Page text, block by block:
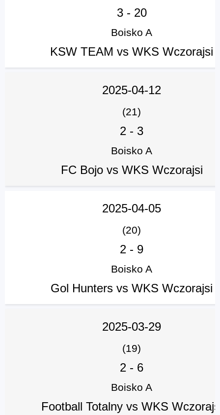
3- 20
Boisko A
KSW TEAM vs WKS Wczorajsi
2025-04-12
(21)
2 - 3
Boisko A
FC Bojo vs WKS Wczorajsi
2025-04-05
(20)
2 - 9
Boisko A
Gol Hunters vs WKS Wczorajsi
2025-03-29
(19)
2 - 6
Boisko A
Football Totalny vs WKS